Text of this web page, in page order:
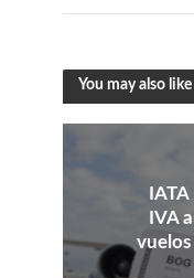
You may also like
IVA
vuelos